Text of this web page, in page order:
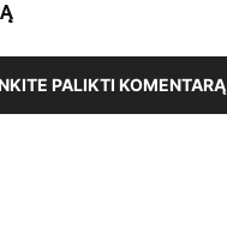
PALIKTI KOMENTARĄ